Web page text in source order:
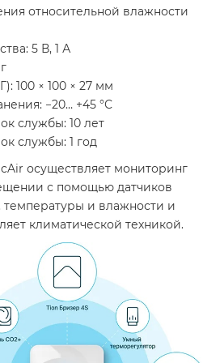
относительной влажности
5 В, 1 А
100 × 100 × 27 мм
−20… +45 °С
службы: 10 лет
службы: 1 год
осуществляет мониторинг
с помощью датчиков
температуры и влажности и
климатической техникой.